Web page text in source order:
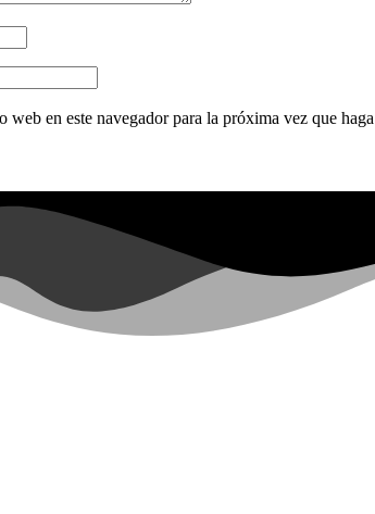
en este navegador para la próxima vez que